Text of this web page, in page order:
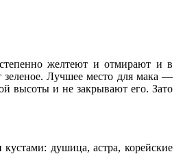
желтеют и отмирают и в
зеленое. Лучшее место для мака —
высоты и не закрывают его. Зато
душица, астра, корейские